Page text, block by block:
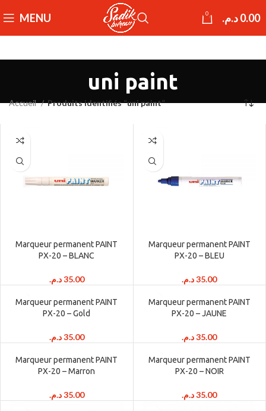
MENU 0 0.00د.م.
uni paint
Accueil Produits identifiés “uni paint”
Marqueur permanent PAINT
PX-20 – BLANC
35.00د.م.
Marqueur permanent PAINT
PX-20 – BLEU
35.00د.م.
Marqueur permanent PAINT
PX-20 – Gold
35.00د.م.
Marqueur permanent PAINT
PX-20 – JAUNE
35.00د.م.
Marqueur permanent PAINT
PX-20 – Marron
35.00د.م.
Marqueur permanent PAINT
PX-20 – NOIR
35.00د.م.